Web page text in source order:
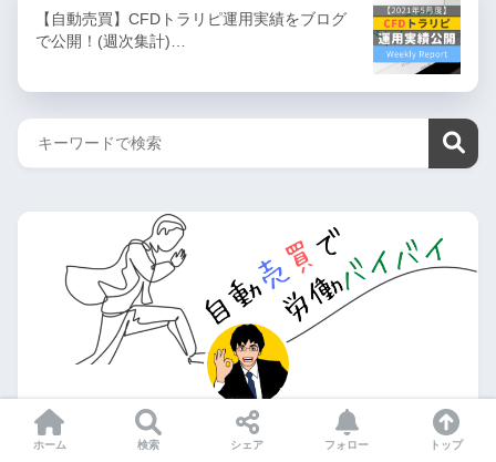
【自動売買】CFDトラリピ運用実績をブログ
で公開！(週次集計)…
じゃん🎲トラリピ愛好家
ホーム 検索 シェア フォロー トップ